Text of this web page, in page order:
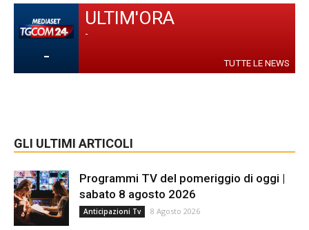
-
ULTIM'ORA
-
TUTTE LE NEWS
GLI ULTIMI ARTICOLI
Programmi TV del pomeriggio di oggi |
sabato 8 agosto 2026
Anticipazioni Tv 8 Agosto 2026